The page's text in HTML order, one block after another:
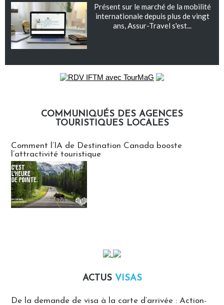
Présent sur le marché de la mobilité
internationale depuis plus de vingt
ans, Assur-Travel s'est...
COMMUNIQUÉS DES AGENCES
TOURISTIQUES LOCALES
Comment l’IA de Destination Canada booste
l’attractivité touristique
ACTUS VISAS
De la demande de visa à la carte d’arrivée : Action-